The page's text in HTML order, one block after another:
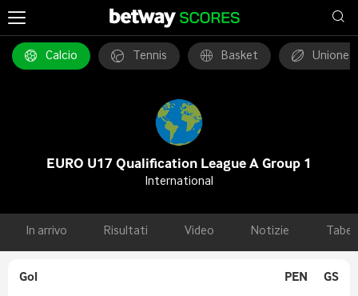
Calcio Tennis Basket Unione
EURO U17 Qualification League A Group 1
International
In arrivo Risultati Video Notizie
Gol PEN GS